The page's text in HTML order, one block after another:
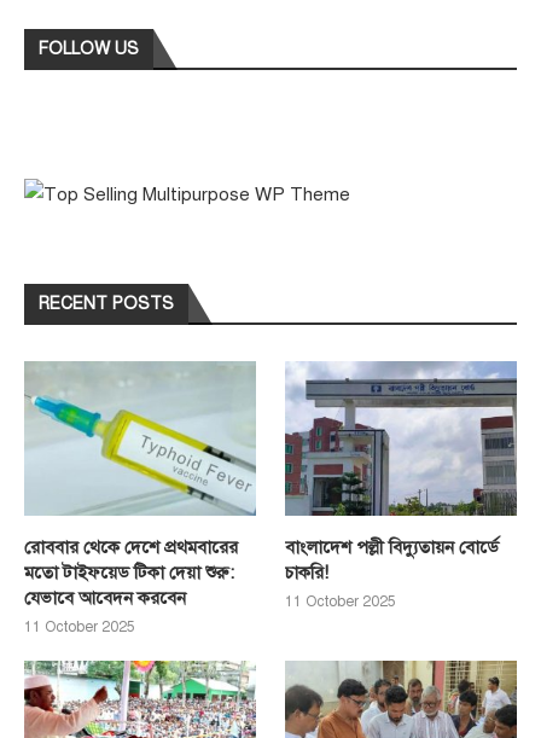
FOLLOW US
RECENT POSTS
রোববার থেকে দেশে প্রথমবারের
মতো টাইফয়েড টিকা দেয়া শুরু:
যেভাবে আবেদন করবেন
11 October 2025
বাংলাদেশ পল্লী বিদ্যুতায়ন বোর্ডে
চাকরি!
11 October 2025